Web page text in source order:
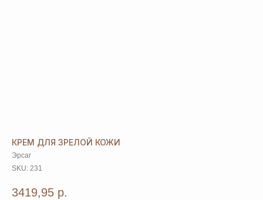
КРЕМ ДЛЯ ЗРЕЛОЙ КОЖИ
Эрсаг
SKU: 231
3419,95 р.